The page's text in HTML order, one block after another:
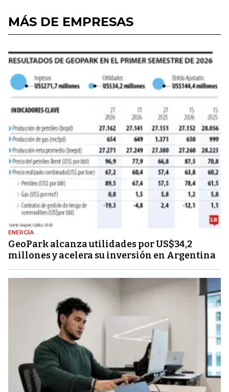
MÁS DE EMPRESAS
ENERGÍA
GeoPark alcanza utilidades por US$34,2
millones y acelera su inversión en Argentina